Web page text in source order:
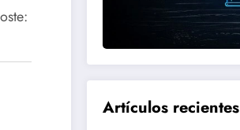
Artículos recientes